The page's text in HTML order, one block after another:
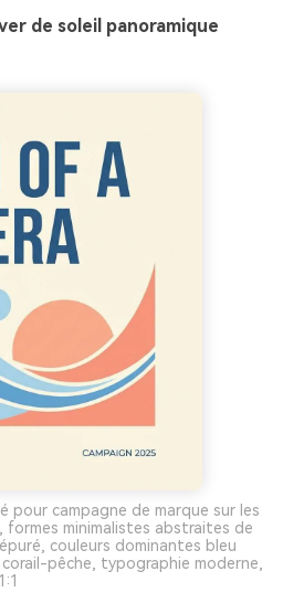
de soleil panoramique
pour campagne de marque sur les
minimalistes abstraites de
couleurs dominantes bleu
pêche, typographie moderne,